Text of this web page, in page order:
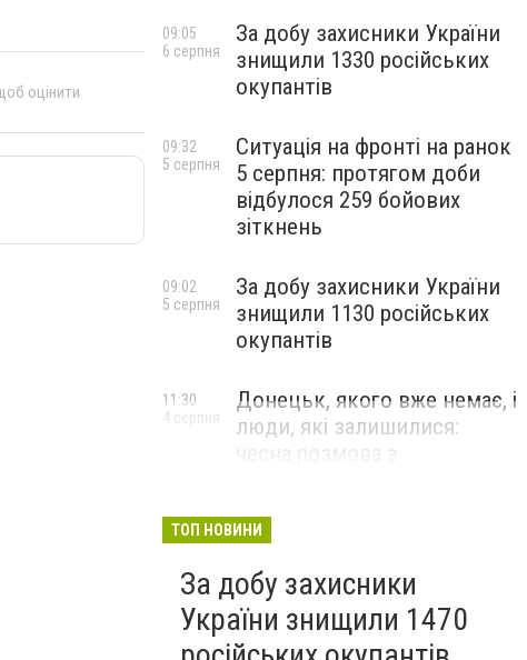
оцінити
За добу захисники України
знищили 1330 російських
окупантів
09:05
6 серпня
Ситуація на фронті на ранок
5 серпня: протягом доби
відбулося 259 бойових
зіткнень
09:32
5 серпня
За добу захисники України
знищили 1130 російських
окупантів
09:02
5 серпня
Донецьк, якого вже немає, і
люди, які залишилися:
11:30
4 серпня
ТОП НОВИНИ
За добу захисники
України знищили 1470